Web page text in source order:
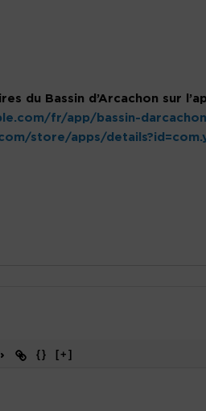
du Bassin d’Arcachon sur
fr/app/bassin-
store/apps/
{} [+]